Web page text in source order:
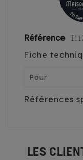
Référence
Fiche
Pour
Références
LES